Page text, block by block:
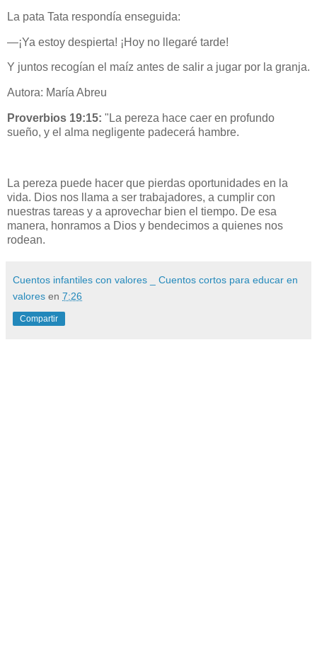
La pata Tata respondía enseguida:
—¡Ya estoy despierta! ¡Hoy no llegaré tarde!
Y juntos recogían el maíz antes de salir a jugar por la granja.
Autora: María Abreu
Proverbios 19:15: "La pereza hace caer en profundo
sueño, y el alma negligente padecerá hambre.
La pereza puede hacer que pierdas oportunidades en la
vida. Dios nos llama a ser trabajadores, a cumplir con
nuestras tareas y a aprovechar bien el tiempo. De esa
manera, honramos a Dios y bendecimos a quienes nos
rodean.
Cuentos infantiles con valores _ Cuentos cortos para educar en
valores en 7:26
Compartir